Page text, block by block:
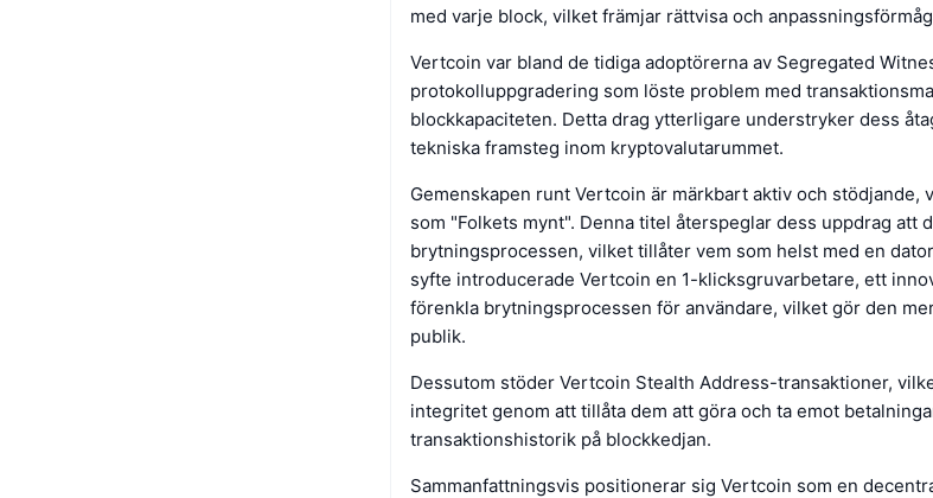
med varje block, vilket främjar rättvisa och
Vertcoin var bland de tidiga adoptörerna av Segregated
protokolluppgradering som löste problem med
blockkapaciteten. Detta drag ytterligare understryker dess
tekniska framsteg inom kryptovalutarummet.
Gemenskapen runt Vertcoin är märkbart aktiv och stödjande,
som "Folkets mynt". Denna titel återspeglar dess uppdrag att
brytningsprocessen, vilket tillåter vem som helst med en
syfte introducerade Vertcoin en 1-klicksgruvarbetare, ett
förenkla brytningsprocessen för användare, vilket gör den
publik.
Dessutom stöder Vertcoin Stealth Address-transaktioner,
integritet genom att tillåta dem att göra och ta emot
transaktionshistorik på blockkedjan.
Sammanfattningsvis positionerar sig Vertcoin som en